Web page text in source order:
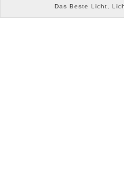
Das Beste Licht,